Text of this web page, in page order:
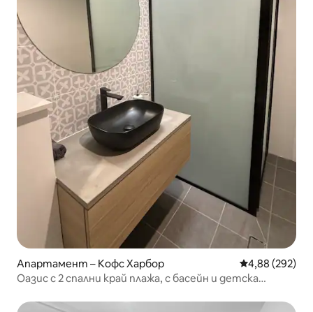
Апартамент – Кофс Харбор Средна
4,88 (292)
Оазис с 2 спални край плажа, с басейн и детска